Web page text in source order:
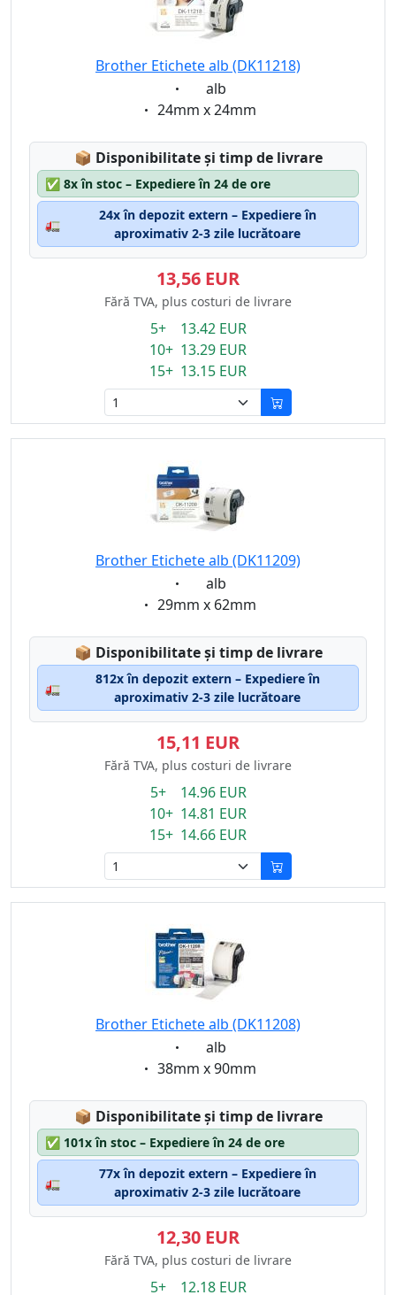
Brother Etichete alb (DK11218)
Eigenschaft:
alb
Eigenschaft:
24mm x 24mm
📦 Lagerstatus:
Disponibilitate și timp de livrare
✅ 8x în stoc – Expediere în 24 de ore
🚛
24x în depozit extern – Expediere în
aproximativ 2-3 zile lucrătoare
13,56 EUR
Fără TVA, plus costuri de livrare
5+ 13.42 EUR
10+ 13.29 EUR
15+ 13.15 EUR
Brother Etichete alb (DK11209)
Eigenschaft:
alb
Eigenschaft:
29mm x 62mm
📦 Lagerstatus:
Disponibilitate și timp de livrare
🚛
812x în depozit extern – Expediere în
aproximativ 2-3 zile lucrătoare
15,11 EUR
Fără TVA, plus costuri de livrare
5+ 14.96 EUR
10+ 14.81 EUR
15+ 14.66 EUR
Brother Etichete alb (DK11208)
Eigenschaft:
alb
Eigenschaft:
38mm x 90mm
📦 Lagerstatus:
Disponibilitate și timp de livrare
✅ 101x în stoc – Expediere în 24 de ore
🚛
77x în depozit extern – Expediere în
aproximativ 2-3 zile lucrătoare
12,30 EUR
Fără TVA, plus costuri de livrare
5+ 12.18 EUR